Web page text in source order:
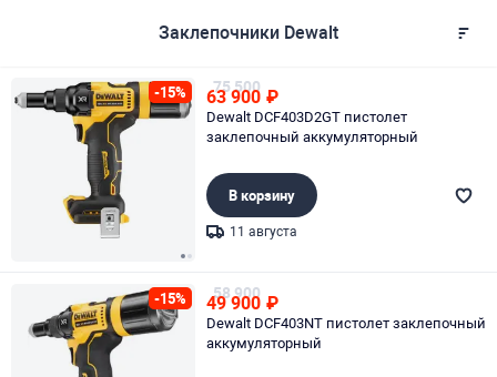
Заклепочники Dewalt
-15% 75 500
63 900 ₽
Dewalt DCF403D2GT пистолет
заклепочный аккумуляторный
В корзину
11 августа
-15% 58 900
49 900 ₽
Dewalt DCF403NT пистолет заклепочный
аккумуляторный